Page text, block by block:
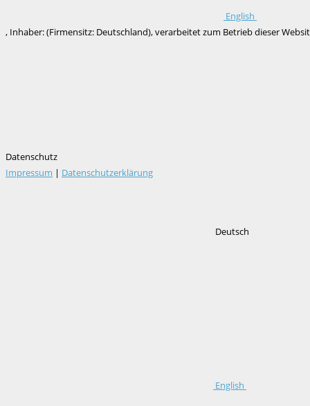
English
, Inhaber: (Firmensitz: Deutschland), verarbeitet zum Betrieb dieser
Datenschutz
Impressum | Datenschutzerklärung
Deutsch
English